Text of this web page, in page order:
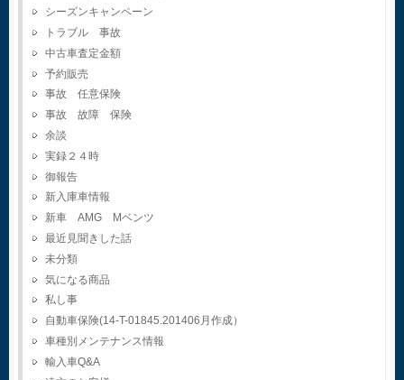
シーズンキャンペーン
トラブル 事故
中古車査定金額
予約販売
事故 任意保険
事故 故障 保険
余談
実録２４時
御報告
新入庫車情報
新車 AMG Mベンツ
最近見聞きした話
未分類
気になる商品
私し事
自動車保険(14-T-01845.201406月作成）
車種別メンテナンス情報
輸入車Q&A